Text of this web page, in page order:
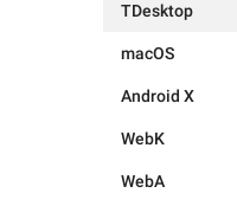
TDesktop
macOS
Android X
WebK
WebA